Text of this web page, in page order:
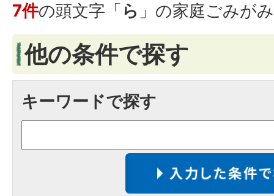
7件の頭文字「ら 」の家庭ごみが
他の条件で探す
キーワードで探す